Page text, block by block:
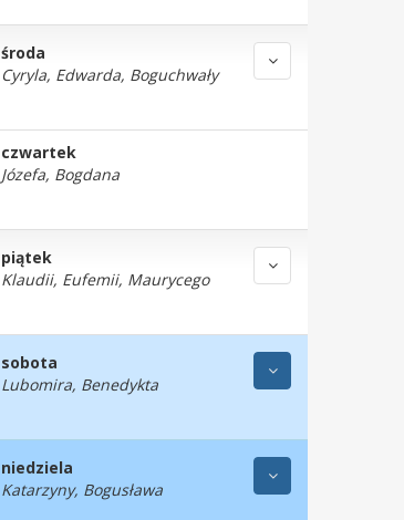
środa
Cyryla, Edwarda, Boguchwały
czwartek
Józefa, Bogdana
piątek
Klaudii, Eufemii, Maurycego
sobota
Lubomira, Benedykta
niedziela
Katarzyny, Bogusława